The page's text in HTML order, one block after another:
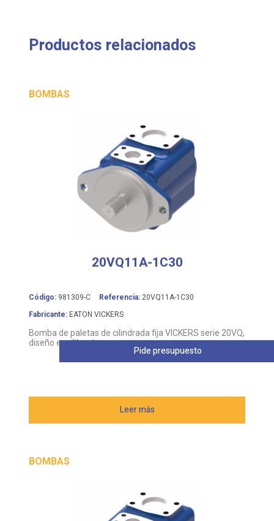
Productos relacionados
BOMBAS
20VQ11A-1C30
Código: 981309-C Referencia: 20VQ11A-1C30
Fabricante: EATON VICKERS
Bomba de paletas de cilindrada fija VICKERS serie 20VQ,
diseño equilibrado
Leer más
Pide presupuesto
BOMBAS